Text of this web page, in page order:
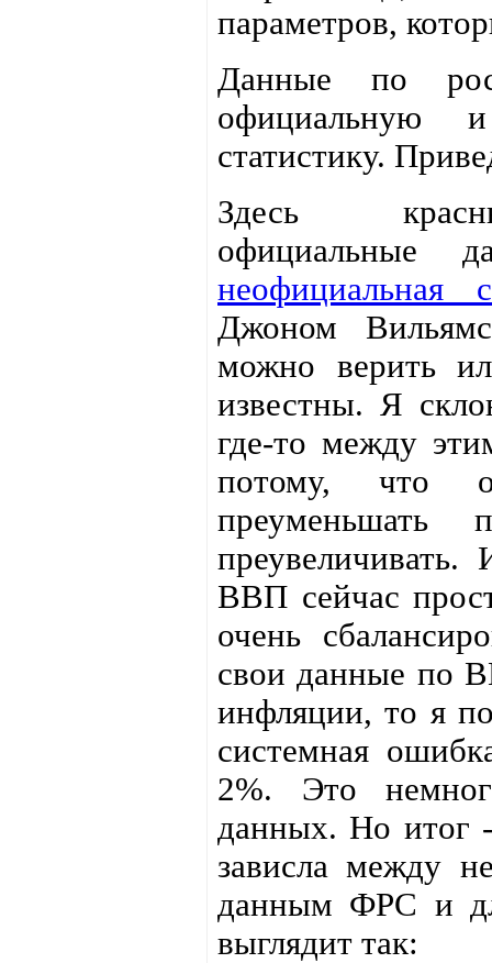
параметров,
Данные по
официальную и
статистику.
Здесь
официальные
неофициальная
Джоном
можно верить
известны. Я
где-то между
потому, что
ВВП сейчас
очень
свои данные по
инфляции, то я
системная
2%. Это
данных. Но итог
зависла между
данным ФРС и
выглядит так: